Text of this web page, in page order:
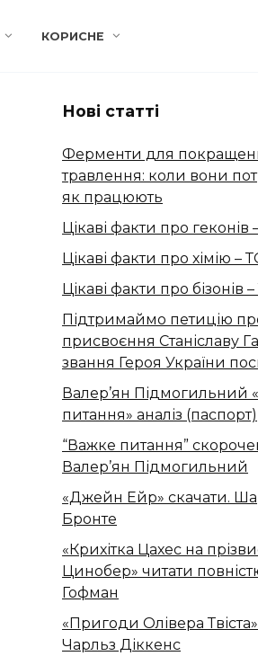
КОРИСНЕ
Нові статті
Ферменти для
травлення: коли вони
як працюють
Цікаві факти про геконів
Цікаві факти про хімію –
Цікаві факти про бізонів
Підтримаймо петицію
присвоєння Станіславу
звання Героя України
Валер’ян Підмогильний
питання» аналіз (паспорт)
“Важке питання”
Валер’ян Підмогильний
«Джейн Ейр» скачати.
Бронте
«Крихітка Цахес на
Цинобер» читати
Гофман
«Пригоди Олівера
Чарльз Діккенс